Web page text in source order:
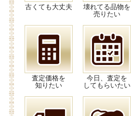
古くても大丈夫
壊れてる品物を
売りたい
査定価格を
知りたい
今日、査定を
してもらいたい